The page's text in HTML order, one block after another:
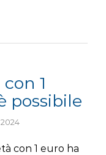
1
possibile
con 1 euro ha